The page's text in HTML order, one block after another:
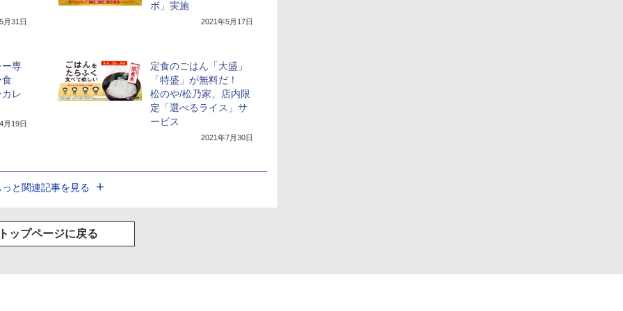
月31日
ボ」実施
2021年5月17日
ー専
レ
月19日
定食のごはん「大盛」
「特盛」が無料だ！
松のや/松乃家、店内限
定「選べるライス」サ
ービス
2021年7月30日
と関連記事を見る
ップページに戻る